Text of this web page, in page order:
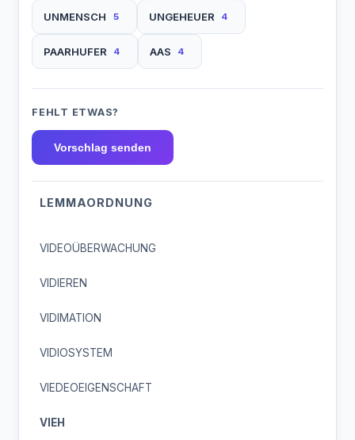
UNMENSCH 5 UNGEHEUER 4
PAARHUFER 4 AAS 4
FEHLT ETWAS?
Vorschlag senden
LEMMAORDNUNG
VIDEOÜBERWACHUNG
VIDIEREN
VIDIMATION
VIDIOSYSTEM
VIEDEOEIGENSCHAFT
VIEH